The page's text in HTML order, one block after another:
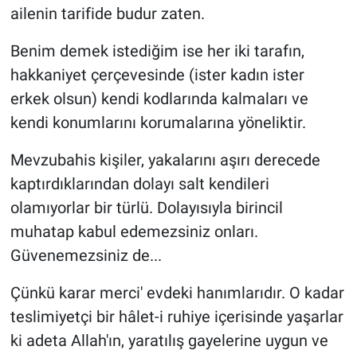
ailenin tarifide budur zaten.
Benim demek istediğim ise her iki tarafın,
hakkaniyet çerçevesinde (ister kadın ister
erkek olsun) kendi kodlarında kalmaları ve
kendi konumlarını korumalarına yöneliktir.
Mevzubahis kişiler, yakalarını aşırı derecede
kaptırdıklarından dolayı salt kendileri
olamıyorlar bir türlü. Dolayısıyla birincil
muhatap kabul edemezsiniz onları.
Güvenemezsiniz de...
Çünkü karar merci' evdeki hanımlarıdır. O kadar
teslimiyetçi bir hâlet-i ruhiye içerisinde yaşarlar
ki adeta Allah'ın, yaratılış gayelerine uygun ve